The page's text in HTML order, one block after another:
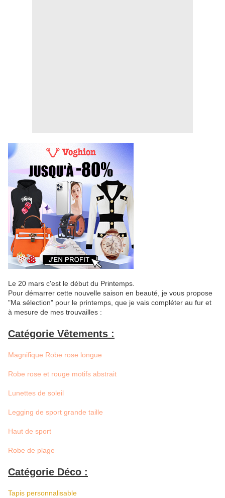
Le 20 mars c'est le début du Printemps.
Pour démarrer cette nouvelle saison en beauté, je vous propose
"Ma sélection" pour le printemps, que je vais compléter au fur et
à mesure de mes trouvailles :
Catégorie Vêtements :
Magnifique Robe rose longue
Robe rose et rouge motifs abstrait
Lunettes de soleil
Legging de sport grande taille
Haut de sport
Robe de plage
Catégorie Déco :
Tapis personnalisable